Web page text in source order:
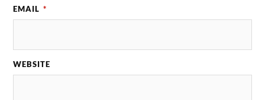
EMAIL *
WEBSITE